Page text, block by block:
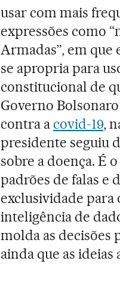
usar com mais
expressões como
Armadas”, em que
se apropria para
constitucional de
Governo
contra a covid-19,
presidente seguiu
sobre a doença. É
padrões de falas e
exclusividade para
inteligência de
molda as decisões
ainda que as